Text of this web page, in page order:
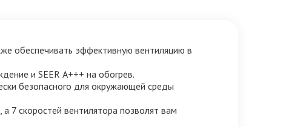
обеспечивать эффективную вентиляцию в
и SEER А+++ на обогрев.
безопасного для окружающей среды
7 скоростей вентилятора позволят вам